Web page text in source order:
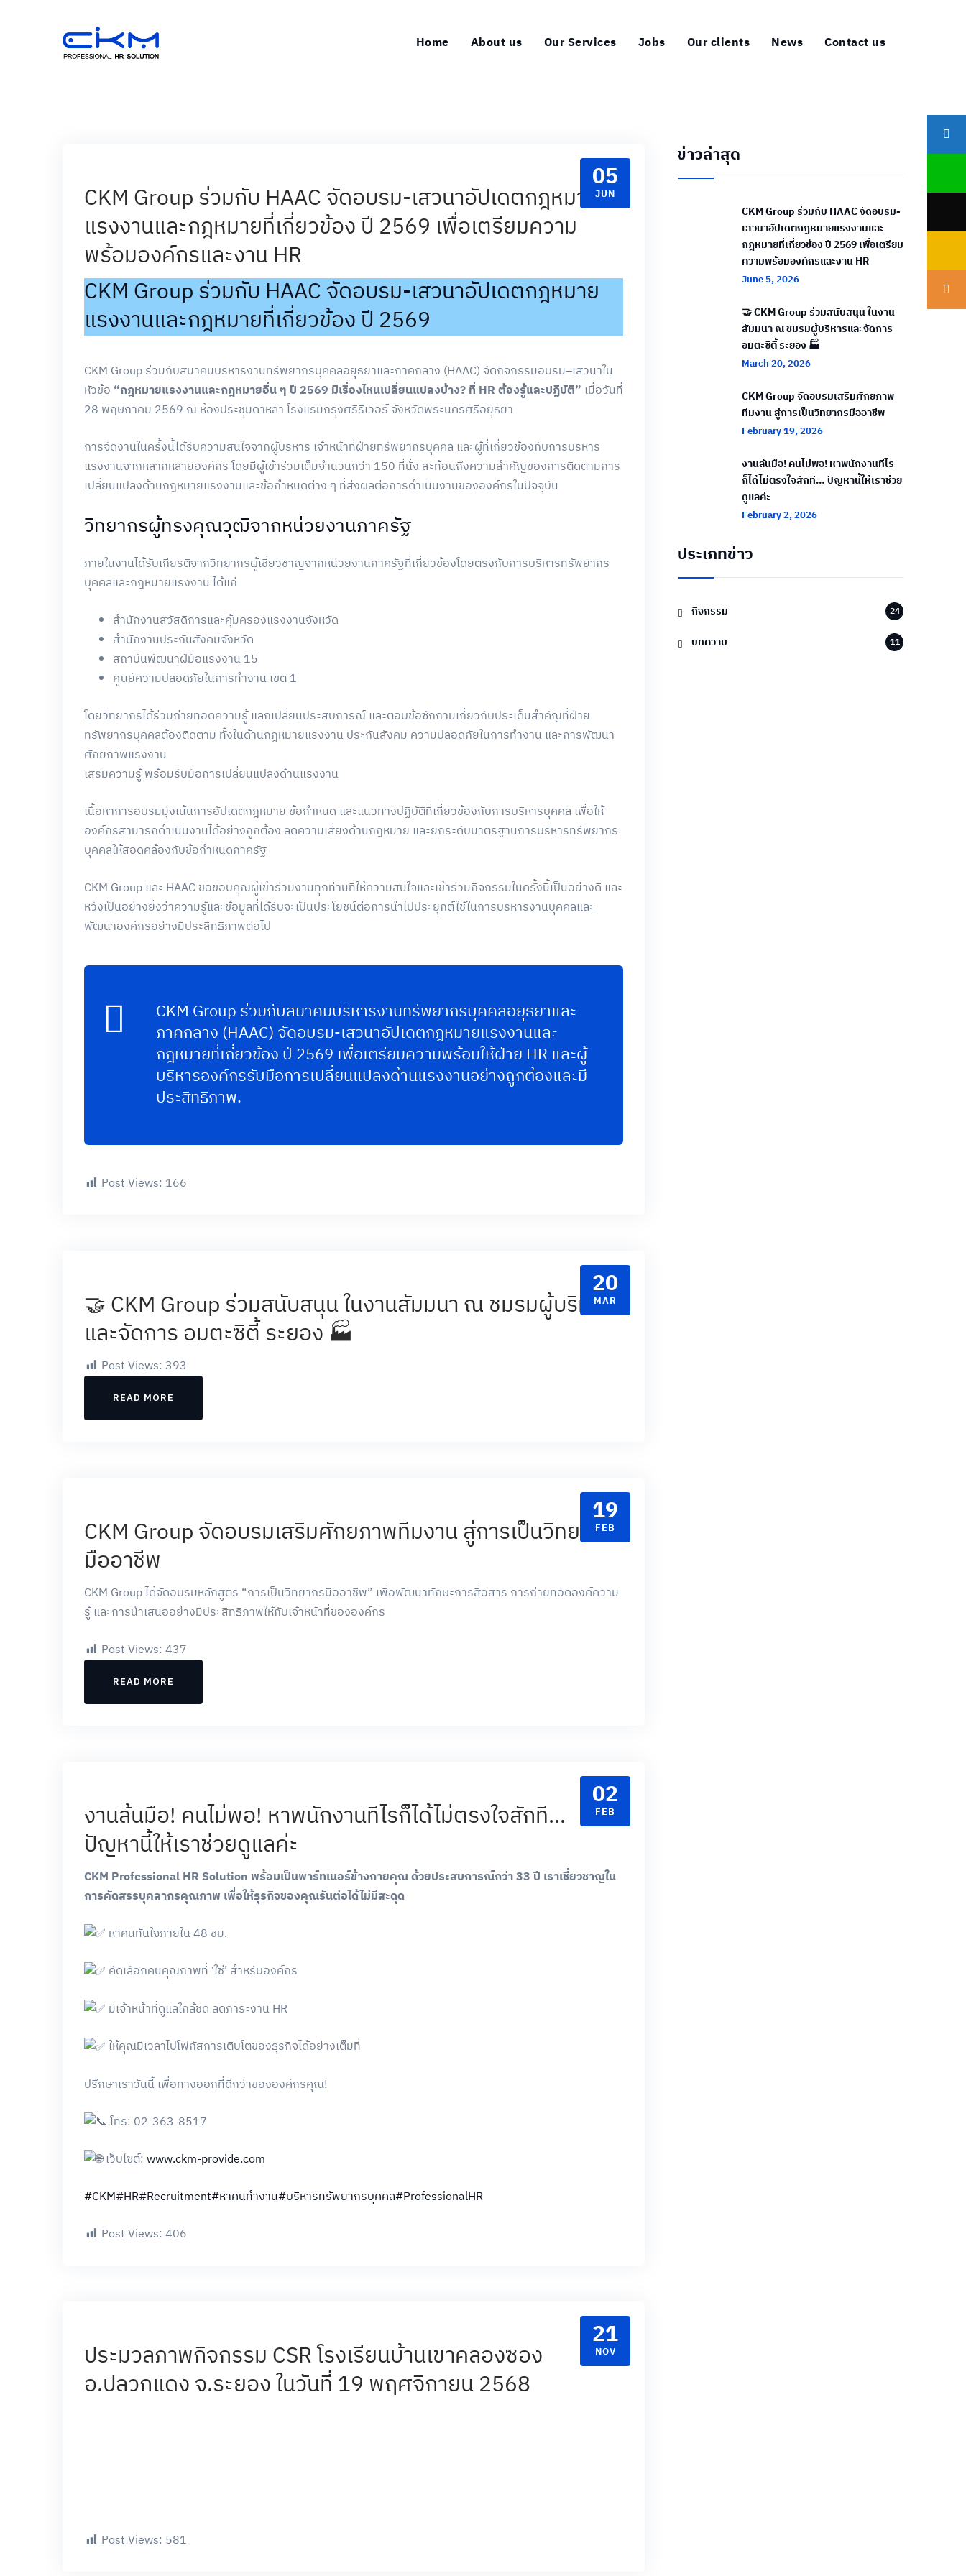
Home About us Our Services Jobs Our clients News Contact us
05
JUN
CKM Group ร่วมกับ HAAC จัดอบรม-เสวนาอัปเดตกฎหมาย
แรงงานและกฎหมายที่เกี่ยวข้อง ปี 2569 เพื่อเตรียมความ
พร้อมองค์กรและงาน HR
CKM Group ร่วมกับ HAAC จัดอบรม-เสวนาอัปเดตกฎหมาย
แรงงานและกฎหมายที่เกี่ยวข้อง ปี 2569
CKM Group ร่วมกับสมาคมบริหารงานทรัพยากรบุคคลอยุธยาและภาคกลาง (HAAC) จัดกิจกรรมอบรม–เสวนาใน
หัวข้อ “กฎหมายแรงงานและกฎหมายอื่น ๆ ปี 2569 มีเรื่องไหนเปลี่ยนแปลงบ้าง? ที่ HR ต้องรู้และปฏิบัติ” เมื่อวันที่
28 พฤษภาคม 2569 ณ ห้องประชุมดาหลา โรงแรมกรุงศรีริเวอร์ จังหวัดพระนครศรีอยุธยา
การจัดงานในครั้งนี้ได้รับความสนใจจากผู้บริหาร เจ้าหน้าที่ฝ่ายทรัพยากรบุคคล และผู้ที่เกี่ยวข้องกับการบริหาร
แรงงานจากหลากหลายองค์กร โดยมีผู้เข้าร่วมเต็มจำนวนกว่า 150 ที่นั่ง สะท้อนถึงความสำคัญของการติดตามการ
เปลี่ยนแปลงด้านกฎหมายแรงงานและข้อกำหนดต่าง ๆ ที่ส่งผลต่อการดำเนินงานขององค์กรในปัจจุบัน
วิทยากรผู้ทรงคุณวุฒิจากหน่วยงานภาครัฐ
ภายในงานได้รับเกียรติจากวิทยากรผู้เชี่ยวชาญจากหน่วยงานภาครัฐที่เกี่ยวข้องโดยตรงกับการบริหารทรัพยากร
บุคคลและกฎหมายแรงงาน ได้แก่
สำนักงานสวัสดิการและคุ้มครองแรงงานจังหวัด
สำนักงานประกันสังคมจังหวัด
สถาบันพัฒนาฝีมือแรงงาน 15
ศูนย์ความปลอดภัยในการทำงาน เขต 1
โดยวิทยากรได้ร่วมถ่ายทอดความรู้ แลกเปลี่ยนประสบการณ์ และตอบข้อซักถามเกี่ยวกับประเด็นสำคัญที่ฝ่าย
ทรัพยากรบุคคลต้องติดตาม ทั้งในด้านกฎหมายแรงงาน ประกันสังคม ความปลอดภัยในการทำงาน และการพัฒนา
ศักยภาพแรงงาน
เสริมความรู้ พร้อมรับมือการเปลี่ยนแปลงด้านแรงงาน
เนื้อหาการอบรมมุ่งเน้นการอัปเดตกฎหมาย ข้อกำหนด และแนวทางปฏิบัติที่เกี่ยวข้องกับการบริหารบุคคล เพื่อให้
องค์กรสามารถดำเนินงานได้อย่างถูกต้อง ลดความเสี่ยงด้านกฎหมาย และยกระดับมาตรฐานการบริหารทรัพยากร
บุคคลให้สอดคล้องกับข้อกำหนดภาครัฐ
CKM Group และ HAAC ขอขอบคุณผู้เข้าร่วมงานทุกท่านที่ให้ความสนใจและเข้าร่วมกิจกรรมในครั้งนี้เป็นอย่างดี และ
หวังเป็นอย่างยิ่งว่าความรู้และข้อมูลที่ได้รับจะเป็นประโยชน์ต่อการนำไปประยุกต์ใช้ในการบริหารงานบุคคลและ
พัฒนาองค์กรอย่างมีประสิทธิภาพต่อไป
CKM Group ร่วมกับสมาคมบริหารงานทรัพยากรบุคคลอยุธยาและ
ภาคกลาง (HAAC) จัดอบรม-เสวนาอัปเดตกฎหมายแรงงานและ
กฎหมายที่เกี่ยวข้อง ปี 2569 เพื่อเตรียมความพร้อมให้ฝ่าย HR และผู้
บริหารองค์กรรับมือการเปลี่ยนแปลงด้านแรงงานอย่างถูกต้องและมี
ประสิทธิภาพ.
Post Views: 166
20
MAR
🤝 CKM Group ร่วมสนับสนุน ในงานสัมมนา ณ ชมรมผู้บริหาร
และจัดการ อมตะซิตี้ ระยอง 🏭
Post Views: 393
READ MORE
19
FEB
CKM Group จัดอบรมเสริมศักยภาพทีมงาน สู่การเป็นวิทยากร
มืออาชีพ
CKM Group ได้จัดอบรมหลักสูตร “การเป็นวิทยากรมืออาชีพ” เพื่อพัฒนาทักษะการสื่อสาร การถ่ายทอดองค์ความ
รู้ และการนำเสนออย่างมีประสิทธิภาพให้กับเจ้าหน้าที่ขององค์กร
Post Views: 437
READ MORE
02
FEB
งานล้นมือ! คนไม่พอ! หาพนักงานทีไรก็ได้ไม่ตรงใจสักที…
ปัญหานี้ให้เราช่วยดูแลค่ะ
CKM Professional HR Solution พร้อมเป็นพาร์ทเนอร์ข้างกายคุณ ด้วยประสบการณ์กว่า 33 ปี เราเชี่ยวชาญใน
การคัดสรรบุคลากรคุณภาพ เพื่อให้ธุรกิจของคุณรันต่อได้ไม่มีสะดุด
หาคนทันใจภายใน 48 ชม.
คัดเลือกคนคุณภาพที่ ‘ใช่’ สำหรับองค์กร
มีเจ้าหน้าที่ดูแลใกล้ชิด ลดภาระงาน HR
ให้คุณมีเวลาไปโฟกัสการเติบโตของธุรกิจได้อย่างเต็มที่
ปรึกษาเราวันนี้ เพื่อทางออกที่ดีกว่าขององค์กรคุณ!
โทร: 02-363-8517
เว็บไซต์: www.ckm-provide.com
#CKM#HR#Recruitment#หาคนทำงาน#บริหารทรัพยากรบุคคล#ProfessionalHR
Post Views: 406
21
NOV
ประมวลภาพกิจกรรม CSR โรงเรียนบ้านเขาคลองซอง
อ.ปลวกแดง จ.ระยอง ในวันที่ 19 พฤศจิกายน 2568
Post Views: 581
ข่าวล่าสุด
CKM Group ร่วมกับ HAAC จัดอบรม-
เสวนาอัปเดตกฎหมายแรงงานและ
กฎหมายที่เกี่ยวข้อง ปี 2569 เพื่อเตรียม
ความพร้อมองค์กรและงาน HR
June 5, 2026
🤝 CKM Group ร่วมสนับสนุน ในงาน
สัมมนา ณ ชมรมผู้บริหารและจัดการ
อมตะซิตี้ ระยอง 🏭
March 20, 2026
CKM Group จัดอบรมเสริมศักยภาพ
ทีมงาน สู่การเป็นวิทยากรมืออาชีพ
February 19, 2026
งานล้นมือ! คนไม่พอ! หาพนักงานทีไร
ก็ได้ไม่ตรงใจสักที… ปัญหานี้ให้เราช่วย
ดูแลค่ะ
February 2, 2026
ประเภทข่าว
กิจกรรม 24
บทความ 11